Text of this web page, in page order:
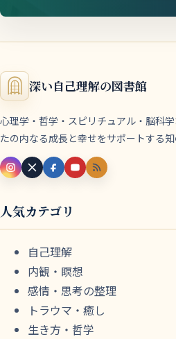
深い自己理解の図書館
心理学・哲学・スピリチュアル・脳科
たの内なる成長と幸せをサポートする知
人気カテゴリ
自己理解
内観・瞑想
感情・思考の整理
トラウマ・癒し
生き方・哲学